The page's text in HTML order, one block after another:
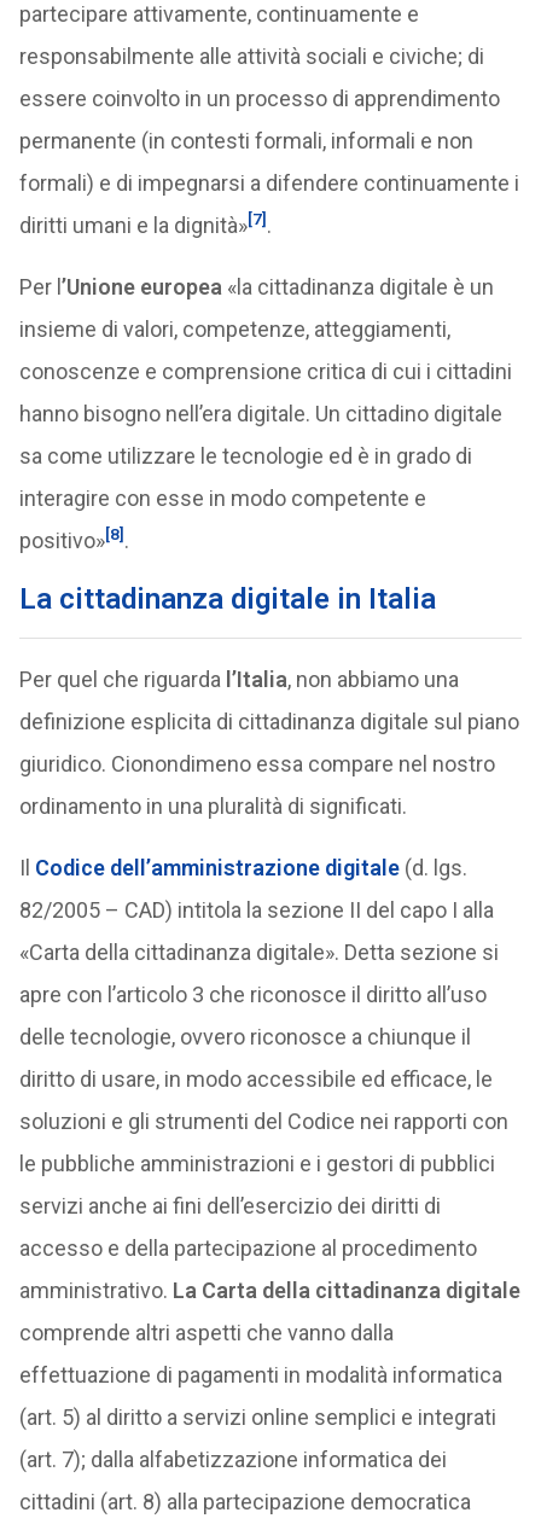
partecipare attivamente, continuamente e
responsabilmente alle attività sociali e civiche; di
essere coinvolto in un processo di apprendimento
permanente (in contesti formali, informali e non
formali) e di impegnarsi a difendere continuamente i
diritti umani e la dignità»[7] .
Per l ’Unione europea «la cittadinanza digitale è un
insieme di valori, competenze, atteggiamenti,
conoscenze e comprensione critica di cui i cittadini
hanno bisogno nell’era digitale. Un cittadino digitale
sa come utilizzare le tecnologie ed è in grado di
interagire con esse in modo competente e
positivo»[8] .
La cittadinanza digitale in Italia
Per quel che riguarda l’Italia, non abbiamo una
definizione esplicita di cittadinanza digitale sul piano
giuridico. Cionondimeno essa compare nel nostro
ordinamento in una pluralità di significati.
Il Codice dell’amministrazione digitale(d. lgs.
82/2005 – CAD) intitola la sezione II del capo I alla
«Carta della cittadinanza digitale». Detta sezione si
apre con l’articolo 3 che riconosce il diritto all’uso
delle tecnologie, ovvero riconosce a chiunque il
diritto di usare, in modo accessibile ed efficace, le
soluzioni e gli strumenti del Codice nei rapporti con
le pubbliche amministrazioni e i gestori di pubblici
servizi anche ai fini dell’esercizio dei diritti di
accesso e della partecipazione al procedimento
amministrativo. La Carta della cittadinanza digitale
comprende altri aspetti che vanno dalla
effettuazione di pagamenti in modalità informatica
(art. 5) al diritto a servizi online semplici e integrati
(art. 7); dalla alfabetizzazione informatica dei
cittadini (art. 8) alla partecipazione democratica